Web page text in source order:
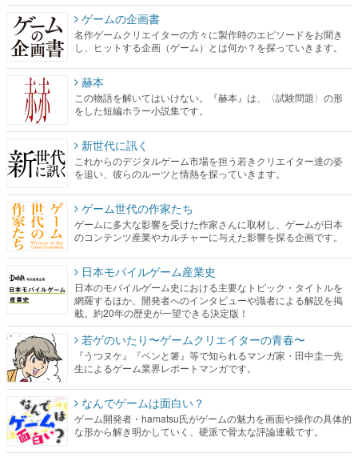
ゲームの企画書
名作ゲームクリエイターの方々に製作時のエピソードをお聞き
し、ヒットする企画（ゲーム）とは何か？を探っていきます。
赫本
この物語を解いてはいけない。『赫本』は、〈試験問題〉の形
をした短編ホラー小説集です。
新世代に訊く
これからのデジタルゲーム市場を担う若きクリエイター達の姿
を追い、彼らのルーツと情熱を探っていきます。
ゲーム世代の作家たち
ゲームに多大な影響を受けた作家さんに取材し、ゲームが日本
のコンテンツ産業やカルチャーに与えた影響を探る企画です。
日本モバイルゲーム産業史
日本のモバイルゲーム史における主要なトピック・タイトルを
網羅するほか、開発者へのインタビューや識者による解説を掲
載。約20年の歴史が一望できる決定版！
若ゲのいたり〜ゲームクリエイターの青春〜
『うつヌケ』『ペンと箸』等で知られるマンガ家・田中圭一先
生によるゲーム業界レポートマンガです。
なんでゲームは面白い？
ゲーム開発者・hamatsu氏がゲームの魅力を画面や操作の具体的
な形から解き明かしていく、硬派で骨太な評論連載です。